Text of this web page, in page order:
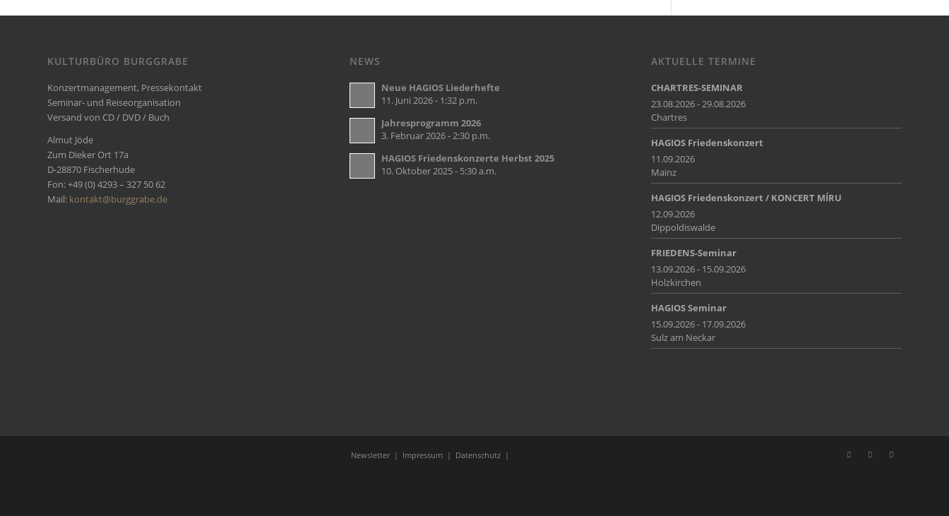
KULTURBÜRO BURGGRABE
Konzertmanagement, Pressekontakt
Seminar- und Reiseorganisation
Versand von CD / DVD / Buch
Almut Jöde
Zum Dieker Ort 17a
D-28870 Fischerhude
Fon: +49 (0) 4293 – 327 50 62
Mail: kontakt@burggrabe.de
NEWS
Neue HAGIOS Liederhefte
11. Juni 2026 - 1:32 p.m.
Jahresprogramm 2026
3. Februar 2026 - 2:30 p.m.
HAGIOS Friedenskonzerte Herbst 2025
10. Oktober 2025 - 5:30 a.m.
AKTUELLE TERMINE
CHARTRES-SEMINAR
23.08.2026 - 29.08.2026
Chartres
HAGIOS Friedenskonzert
11.09.2026
Mainz
HAGIOS Friedenskonzert / KONCERT MÍRU
12.09.2026
Dippoldiswalde
FRIEDENS-Seminar
13.09.2026 - 15.09.2026
Holzkirchen
HAGIOS Seminar
15.09.2026 - 17.09.2026
Sulz am Neckar
Newsletter | Impressum | Datenschutz |